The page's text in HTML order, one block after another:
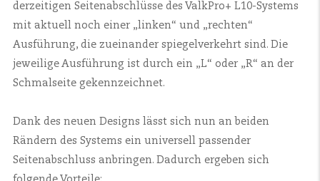
derzeitigen Seitenabschlüsse des ValkPro+ L10-Systems
mit aktuell noch einer „linken“ und „rechten“
Ausführung, die zueinander spiegelverkehrt sind. Die
jeweilige Ausführung ist durch ein „L“ oder „R“ an der
Schmalseite gekennzeichnet.
Dank des neuen Designs lässt sich nun an beiden
Rändern des Systems ein universell passender
Seitenabschluss anbringen. Dadurch ergeben sich